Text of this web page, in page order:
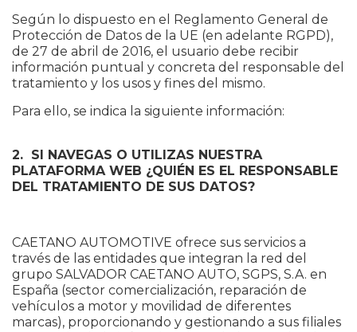
Según lo dispuesto en el Reglamento General de
Protección de Datos de la UE (en adelante RGPD),
de 27 de abril de 2016, el usuario debe recibir
información puntual y concreta del responsable del
tratamiento y los usos y fines del mismo.
Para ello, se indica la siguiente información:
2. SI NAVEGAS O UTILIZAS NUESTRA
PLATAFORMA WEB ¿QUIÉN ES EL RESPONSABLE
DEL TRATAMIENTO DE SUS DATOS?
CAETANO AUTOMOTIVE ofrece sus servicios a
través de las entidades que integran la red del
grupo SALVADOR CAETANO AUTO, SGPS, S.A. en
España (sector comercialización, reparación de
vehículos a motor y movilidad de diferentes
marcas), proporcionando y gestionando a sus filiales